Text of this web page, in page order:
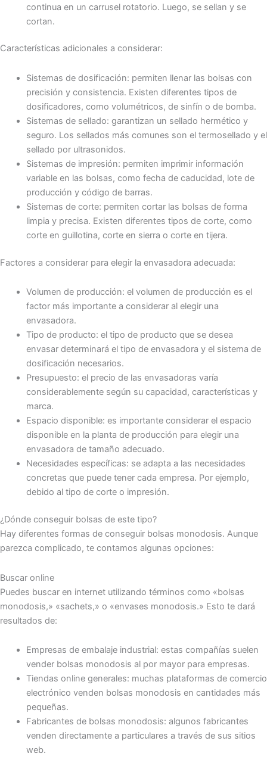
continua en un carrusel rotatorio. Luego, se sellan y se
cortan.
Características adicionales a considerar:
Sistemas de dosificación: permiten llenar las bolsas con
precisión y consistencia. Existen diferentes tipos de
dosificadores, como volumétricos, de sinfín o de bomba.
Sistemas de sellado: garantizan un sellado hermético y
seguro. Los sellados más comunes son el termosellado y el
sellado por ultrasonidos.
Sistemas de impresión: permiten imprimir información
variable en las bolsas, como fecha de caducidad, lote de
producción y código de barras.
Sistemas de corte: permiten cortar las bolsas de forma
limpia y precisa. Existen diferentes tipos de corte, como
corte en guillotina, corte en sierra o corte en tijera.
Factores a considerar para elegir la envasadora adecuada:
Volumen de producción: el volumen de producción es el
factor más importante a considerar al elegir una
envasadora.
Tipo de producto: el tipo de producto que se desea
envasar determinará el tipo de envasadora y el sistema de
dosificación necesarios.
Presupuesto: el precio de las envasadoras varía
considerablemente según su capacidad, características y
marca.
Espacio disponible: es importante considerar el espacio
disponible en la planta de producción para elegir una
envasadora de tamaño adecuado.
Necesidades específicas: se adapta a las necesidades
concretas que puede tener cada empresa. Por ejemplo,
debido al tipo de corte o impresión.
¿Dónde conseguir bolsas de este tipo?
Hay diferentes formas de conseguir bolsas monodosis. Aunque
parezca complicado, te contamos algunas opciones:
Buscar online
Puedes buscar en internet utilizando términos como «bolsas
monodosis,» «sachets,» o «envases monodosis.» Esto te dará
resultados de:
Empresas de embalaje industrial: estas compañías suelen
vender bolsas monodosis al por mayor para empresas.
Tiendas online generales: muchas plataformas de comercio
electrónico venden bolsas monodosis en cantidades más
pequeñas.
Fabricantes de bolsas monodosis: algunos fabricantes
venden directamente a particulares a través de sus sitios
web.